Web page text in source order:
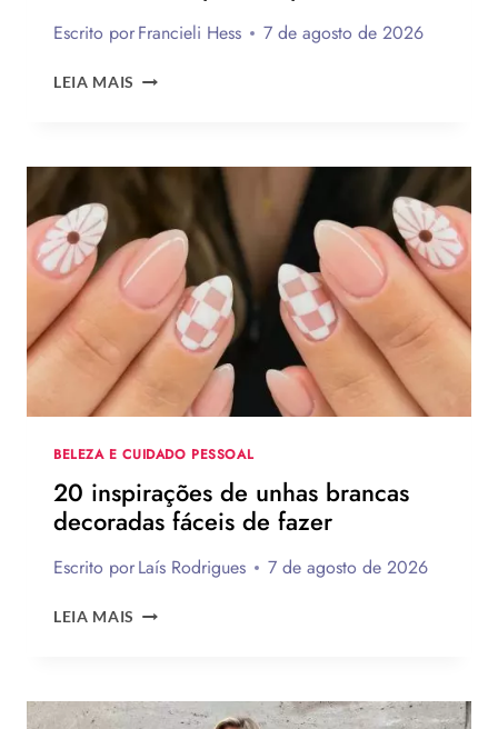
Escrito porFrancieli Hess 7 de agosto de 2026
LEIA MAIS LEMBRANCINHAS
PAIS
2026:
IDEIAS
DE
PRESENTES
CRIATIVOS
COM
PASSO
A
BELEZA E CUIDADO PESSOAL
20 inspirações de unhas brancas
decoradas fáceis de fazer
Escrito porLaís Rodrigues 7 de agosto de 2026
LEIA MAIS
BRANCAS